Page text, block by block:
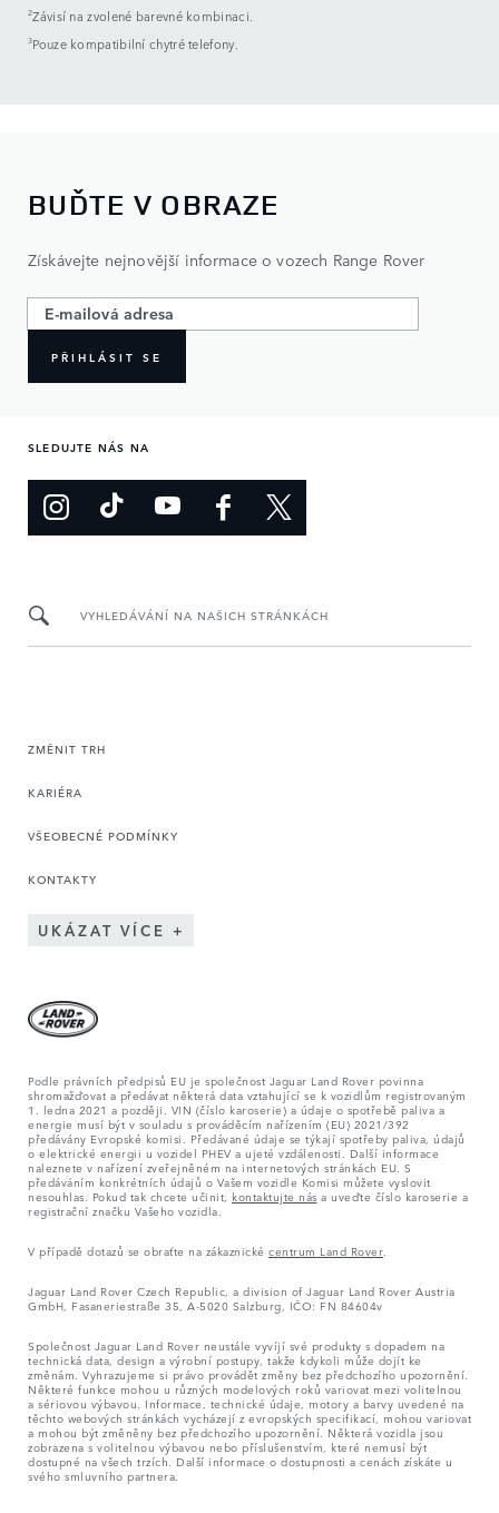
2Závisí na zvolené barevné kombinaci.
3Pouze kompatibilní chytré telefony.
BUĎTE V OBRAZE
Získávejte nejnovější informace o vozech Range Rover
PŘIHLÁSIT SE
SLEDUJTE NÁS NA
VYHLEDÁVÁNÍ NA NAŠICH STRÁNKÁCH
ZMĚNIT TRH
KARIÉRA
VŠEOBECNÉ PODMÍNKY
KONTAKTY
UKÁZAT VÍCE
Podle právních předpisů EU je společnost Jaguar Land Rover povinna
shromažďovat a předávat některá data vztahující se k vozidlům registrovaným
1. ledna 2021 a později. VIN (číslo karoserie) a údaje o spotřebě paliva a
energie musí být v souladu s prováděcím nařízením (EU) 2021/392
předávány Evropské komisi. Předávané údaje se týkají spotřeby paliva, údajů
o elektrické energii u vozidel PHEV a ujeté vzdálenosti. Další informace
naleznete v nařízení zveřejněném na internetových stránkách EU. S
předáváním konkrétních údajů o Vašem vozidle Komisi můžete vyslovit
nesouhlas. Pokud tak chcete učinit, kontaktujte nás a uveďte číslo karoserie a
registrační značku Vašeho vozidla.
V případě dotazů se obraťte na zákaznické centrum Land Rover
Jaguar Land Rover Czech Republic, a division of Jaguar Land Rover Austria
GmbH, Fasaneriestraße 35, A-5020 Salzburg, IČO: FN 84604v
Společnost Jaguar Land Rover neustále vyvíjí své produkty s dopadem na
technická data, design a výrobní postupy, takže kdykoli může dojít ke
změnám. Vyhrazujeme si právo provádět změny bez předchozího upozornění.
Některé funkce mohou u různých modelových roků variovat mezi volitelnou
a sériovou výbavou. Informace, technické údaje, motory a barvy uvedené na
těchto webových stránkách vycházejí z evropských specifikací, mohou variovat
a mohou být změněny bez předchozího upozornění. Některá vozidla jsou
zobrazena s volitelnou výbavou nebo příslušenstvím, které nemusí být
dostupné na všech trzích. Další informace o dostupnosti a cenách získáte u
svého smluvního partnera.